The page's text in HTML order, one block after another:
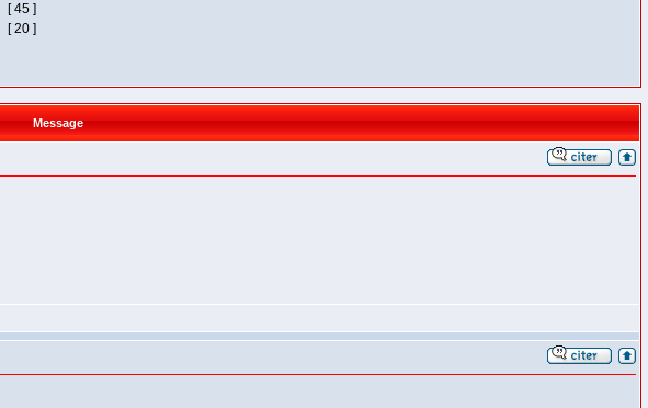
[ 45 ]
[ 20 ]
Message